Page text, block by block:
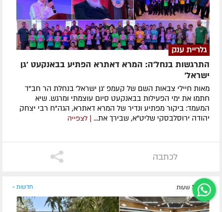
גלריית ענק
התרגשות בנחל'ה: המרא דאתרא הפתיע בבאנקעט 'גן
ישראל'
מאות חיילי צבאות השם של קעמפ 'גן ישראל' בנחלת הר חב"ד
חתמו את ימי הפעילות בבאנקעט סיום עוצמתי ומרגש. שיא
המעמד: ביקור מפתיע ונדיר של המרא דאתרא, הגה"ח רבי יצחק
יהודה ירוסלבסקי שליט"א, שבירך את...
| לצפייה
לכתבה
לפני 18 שעות חדשות »